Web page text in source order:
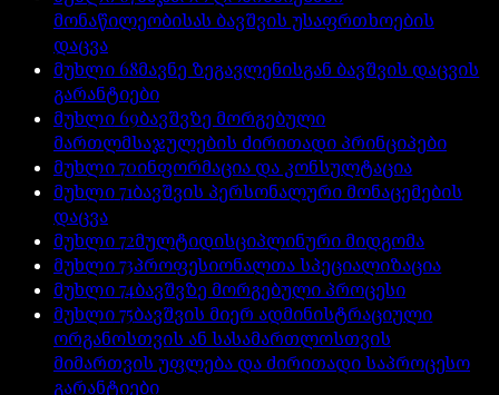
მონაწილეობისას ბავშვის უსაფრთხოების
დაცვა
მუხლი 68მავნე ზეგავლენისგან ბავშვის დაცვის
გარანტიები
მუხლი 69ბავშვზე მორგებული
მართლმსაჯულების ძირითადი პრინციპები
მუხლი70ინფორმაცია და კონსულტაცია
მუხლი71ბავშვის პერსონალური მონაცემების
დაცვა
მუხლი72მულტიდისციპლინური მიდგომა
მუხლი73პროფესიონალთა სპეციალიზაცია
მუხლი74ბავშვზე მორგებული პროცესი
მუხლი75ბავშვის მიერ ადმინისტრაციული
ორგანოსთვის ან სასამართლოსთვის
მიმართვის უფლება და ძირითადი საპროცესო
გარანტიები